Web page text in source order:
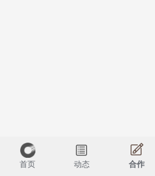
首页 动态 合作